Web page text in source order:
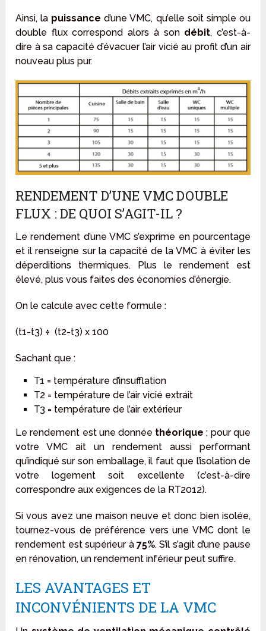
Ainsi, la puissanced’une VMC, qu’elle soit simple ou
double flux correspond alors à son débit, c’est-à-
dire à sa capacité d’évacuer l’air vicié au profit d’un air
nouveau plus pur.
RENDEMENT D’UNE VMC DOUBLE
FLUX : DE QUOI S’AGIT-IL ?
Le rendement d’une VMC s’exprime en pourcentage
et il renseigne sur la capacité de la VMC à éviter les
déperditions thermiques. Plus le rendement est
élevé, plus vous faites des économies d’énergie.
On le calcule avec cette formule :
(t1-t3) ÷ (t2-t3) x 100
Sachant que :
T1 = température d’insufflation
T2 = température de l’air vicié extrait
T3 = température de l’air extérieur
Le rendement est une donnée théorique; pour que
votre VMC ait un rendement aussi performant
qu’indiqué sur son emballage, il faut que l’isolation de
votre logement soit excellente (c’est-à-dire
correspondre aux exigences de la RT2012).
Si vous avez une maison neuve et donc bien isolée,
tournez-vous de préférence vers une VMC dont le
rendement est supérieur à 75%. S’il s’agit d’une pause
en rénovation, un rendement inférieur peut suffire.
LES AVANTAGES ET
INCONVÉNIENTS DE LA VMC